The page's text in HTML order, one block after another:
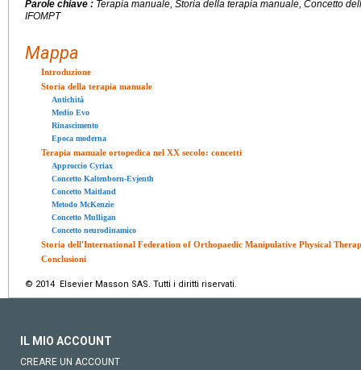
Parole chiave : Terapia manuale, Storia della terapia manuale, Concetto
IFOMPT
Mappa
Introduzione
Storia della terapia manuale
Antichità
Medio Evo
Rinascimento
Epoca moderna
Terapia manuale ortopedica nel XX secolo: concetti
Approccio Cyriax
Concetto Kaltenborn-Evjenth
Concetto Maitland
Metodo McKenzie
Concetto Mulligan
Concetto neurodinamico
Storia dell'International Federation of Orthopaedic Manipulative Physical
Conclusioni
© 2014 Elsevier Masson SAS. Tutti i diritti riservati.
IL MIO ACCOUNT
CREARE UN ACCOUNT